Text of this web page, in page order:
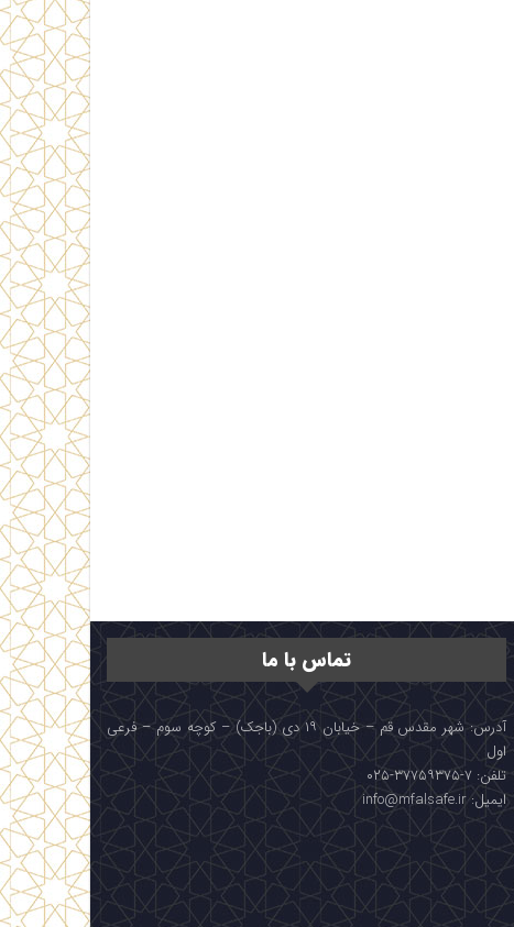
تماس با ما
آدرس: شهر مقدس قم – خیابان ۱۹ دی (باجک) – کوچه سوم – فرعی
اول
تلفن: ۷-۳۷۷۵۹۳۷۵-۰۲۵
ایمیل: info@mfalsafe.ir